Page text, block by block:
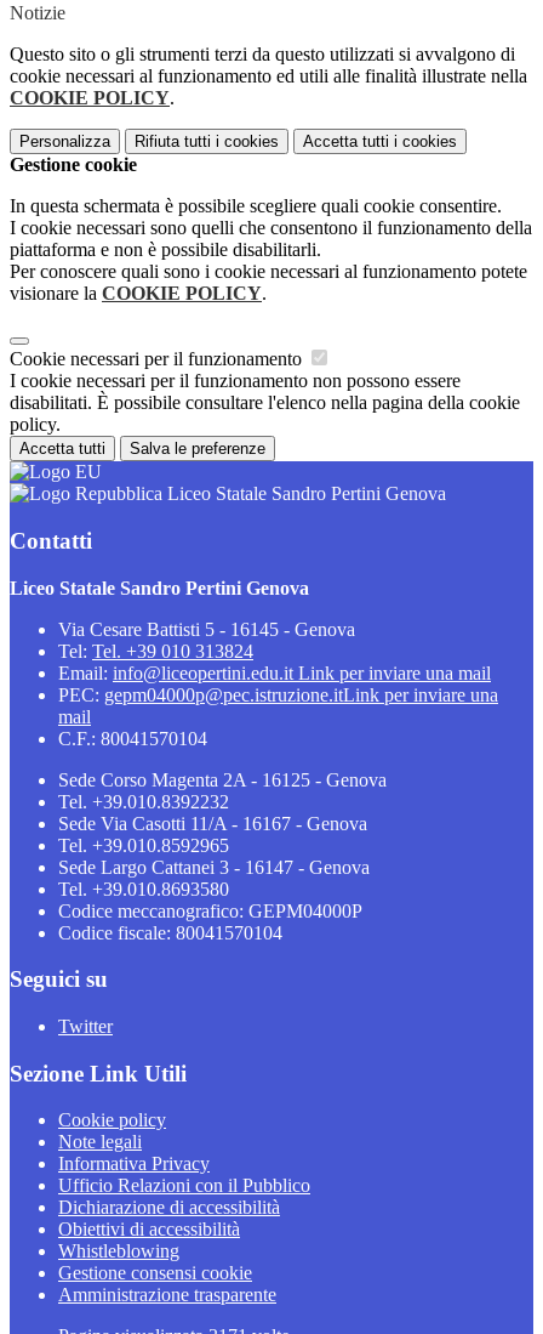
Notizie
Questo sito o gli strumenti terzi da questo utilizzati si avvalgono di
cookie necessari al funzionamento ed utili alle finalità illustrate nella
COOKIE POLICY.
Personalizza Rifiuta tutti i cookies Accetta tutti i cookies
Gestione cookie
In questa schermata è possibile scegliere quali cookie consentire.
I cookie necessari sono quelli che consentono il funzionamento della
piattaforma e non è possibile disabilitarli.
Per conoscere quali sono i cookie necessari al funzionamento potete
visionare la COOKIE POLICY.
Cookie necessari per il funzionamento
I cookie necessari per il funzionamento non possono essere
disabilitati. È possibile consultare l'elenco nella pagina della cookie
policy.
Accetta tutti Salva le preferenze
Liceo Statale Sandro Pertini Genova
Contatti
Liceo Statale Sandro Pertini Genova
Via Cesare Battisti 5 - 16145 - Genova
Tel: Tel. +39 010 313824
Email: info@liceopertini.edu.it Link per inviare una mail
PEC: gepm04000p@pec.istruzione.itLink per inviare una
mail
C.F.: 80041570104
Sede Corso Magenta 2A - 16125 - Genova
Tel. +39.010.8392232
Sede Via Casotti 11/A - 16167 - Genova
Tel. +39.010.8592965
Sede Largo Cattanei 3 - 16147 - Genova
Tel. +39.010.8693580
Codice meccanografico: GEPM04000P
Codice fiscale: 80041570104
Seguici su
Twitter
Sezione Link Utili
Cookie policy
Note legali
Informativa Privacy
Ufficio Relazioni con il Pubblico
Dichiarazione di accessibilità
Obiettivi di accessibilità
Whistleblowing
Gestione consensi cookie
Amministrazione trasparente